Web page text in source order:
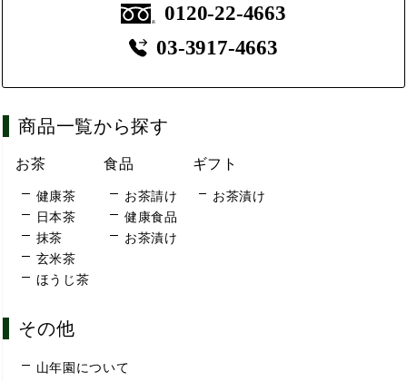
0120-22-4663
03-3917-4663
商品一覧から探す
お茶
健康茶
日本茶
抹茶
玄米茶
ほうじ茶
食品
お茶請け
健康食品
お茶漬け
ギフト
お茶漬け
その他
山年園について